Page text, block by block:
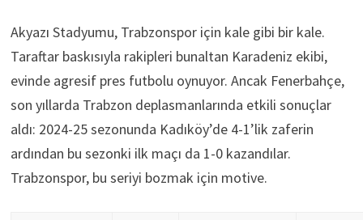
Akyazı Stadyumu, Trabzonspor için kale gibi bir kale.
Taraftar baskısıyla rakipleri bunaltan Karadeniz ekibi,
evinde agresif pres futbolu oynuyor. Ancak Fenerbahçe,
son yıllarda Trabzon deplasmanlarında etkili sonuçlar
aldı: 2024-25 sezonunda Kadıköy’de 4-1’lik zaferin
ardından bu sezonki ilk maçı da 1-0 kazandılar.
Trabzonspor, bu seriyi bozmak için motive.